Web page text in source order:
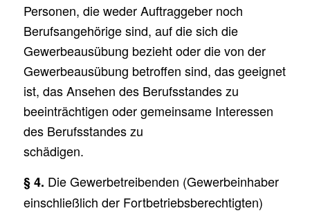
Personen, die weder Auftraggeber noch
Berufsangehörige sind, auf die sich die
Gewerbeausübung bezieht oder die von der
Gewerbeausübung betroffen sind, das geeignet
ist, das Ansehen des Berufsstandes zu
beeinträchtigen oder gemeinsame Interessen
des Berufsstandes zu
schädigen.
§ 4. Die Gewerbetreibenden (Gewerbeinhaber
einschließlich der Fortbetriebsberechtigten)